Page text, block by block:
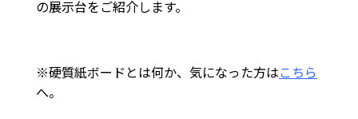
の展示台をご紹介します。
※硬質紙ボードとは何か、気になった方はこちら
へ。